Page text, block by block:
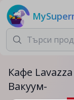
Кафе
Вакуум-